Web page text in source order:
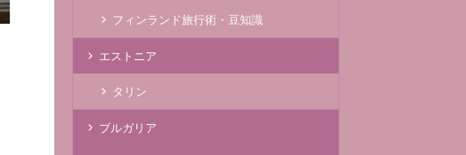
フィンランド旅行術・豆知識
エストニア
タリン
ブルガリア